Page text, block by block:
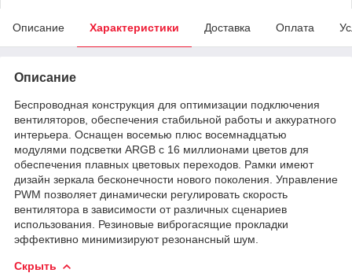
Описание Характеристики Доставка Оплата
Описание
Беспроводная конструкция для оптимизации подключения
вентиляторов, обеспечения стабильной работы и аккуратного
интерьера. Оснащен восемью плюс восемнадцатью
модулями подсветки ARGB с 16 миллионами цветов для
обеспечения плавных цветовых переходов. Рамки имеют
дизайн зеркала бесконечности нового поколения. Управление
PWM позволяет динамически регулировать скорость
вентилятора в зависимости от различных сценариев
использования. Резиновые виброгасящие прокладки
эффективно минимизируют резонансный шум.
Скрыть